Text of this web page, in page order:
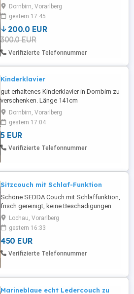
(Dunkelblau) und die zwei Seitenteile
(weiß) sind Kunstleder. Leichte
Gebrauchsspuren, nicht durchgesessen.
Die Maße: Länge: ca. 290 cm Breite: ca.
139 cm Sitztiefe: ca. 120 cm
Selbstabholung in Dornbirn.
Dornbirn, Vorarlberg
gestern 17:45
200.0 EUR
300.0 EUR
Verifizierte Telefonnummer
Kinderklavier
gut erhaltenes Kinderklavier in Dornbirn zu
verschenken. Länge 141cm
Dornbirn, Vorarlberg
gestern 17:04
5 EUR
Verifizierte Telefonnummer
Sitzcouch mit Schlaf-Funktion
Schöne SEDDA Couch mit Schlaffunktion,
frisch gereinigt, keine Beschädigungen
mit echtem Rückenteil. Mikrofaser grau
Maße: 206x306 cm Sitzhöhe 44 cm
Sitztiefe. 58 cm ausziehbar auf 135 260
cm
Lochau, Vorarlberg
gestern 16:33
450 EUR
Verifizierte Telefonnummer
Marineblaue echt Ledercouch zu